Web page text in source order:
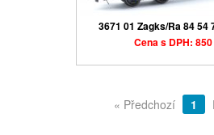
3671 01 Zagks/Ra 84 54
Cena s DPH:
« Předchozí 1